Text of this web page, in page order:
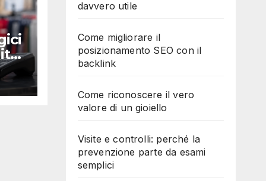
davvero utile
Come migliorare il
posizionamento SEO con il
backlink
Come riconoscere il vero
valore di un gioiello
Visite e controlli: perché la
prevenzione parte da esami
semplici